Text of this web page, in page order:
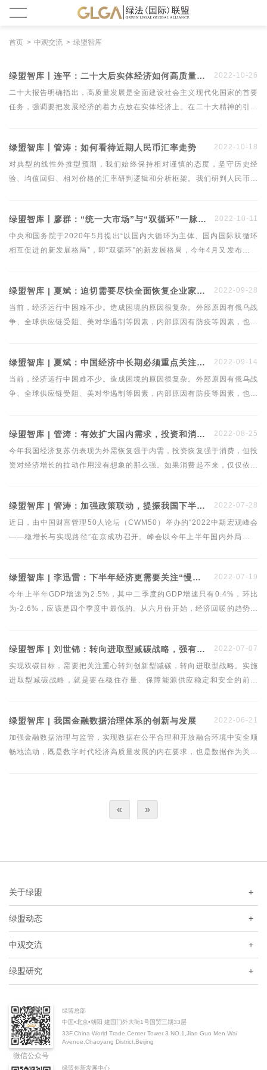
首页 中观交流 绿盟智库
绿盟智库丨连平：二十大后实体经济如何高质量发展？ 2022-10-26
二十大报告明确指出，高质量发展是全面建设社会主义现代化国家的首要
任务，强调要把发展经济的着力点放在实体经济上。在二十大精神的引领
展战略任务加快推进，势必会对实体经济相关产业产生重大而深远的影
响，拓展中长期产业投资机遇。
绿盟智库丨管涛：如何看待近期人民币汇率走势 2022-10-18
对典型的线性外推型预期，我们始终保持相对谨慎的态度，坚守历史经
验、均值回归、相对价格的汇率研判逻辑和分析框架。我们研判人民币汇
外因素共同作用的结果。迄今为止，外汇市场经受住了人民币汇率宽幅震
荡的考验。
绿盟智库丨廖群：“统一大市场”与“双循环”一脉相承 2022-10-11
中央和国务院于2020年5月提出“以国内大循环为主体、国内国际双循环
相互促进的新发展格局”，即“双循环”的新发展格局，今年4月又发布《关
关键部件——市场流通机制的加速优化。
绿盟智库 | 夏斌：迫切需要尽快全面恢复企业家的信心 2022-09-28
当前，经济运行中困难不少。造成困境的原因很复杂。外部原因有俄乌战
争、全球供应链受阻、美对华遏制等因素，内部原因有防疫等因素，也有
的因素。
绿盟智库 | 夏斌：中国经济中长期必须重点关注三大问题 2022-09-14
当前，经济运行中困难不少。造成困境的原因很复杂。外部原因有俄乌战
争、全球供应链受阻、美对华遏制等因素，内部原因有防疫等因素，也有
的因素。
绿盟智库 | 管涛：有效扩大国内需求，投资和消费一个都不能少 2022-08-25
今年我国经济复苏仍表现为外需恢复强于内需，投资恢复强于消费，但投
资对经济增长的拉动作用没有想象的那么强。如果消费起不来，仅仅依靠
绿盟智库 | 管涛：加强政策联动，提振我国下半年经济复苏 2022-07-28
近日，由中国财富管理50人论坛（CWM50）举办的“2022中期宏观峰会
——稳增长与实现路径”在京成功召开。峰会以今年上半年国内外局势变
定提供决策参考。中银证券全球首席经济学家管涛出席峰会并在“财政货
币政策如何助力稳增长”高峰论坛上发言。
绿盟智库 | 李迅雷：下半年经济更需要关注“慢变量”及分化现象 2022-07-19
今年上半年GDP增速为2.5%，其中二季度的GDP增速只有0.4%，环比
为-2.6%，应该是四个季度中最低的。从六月份开始，经济回暖的趋势已
绿盟智库 | 刘世锦：转向进取型减碳战略，强有力激励创新型减碳 2022-07-07
实现双碳目标，需要把关注重心转到创新型减碳，转向进取型战略。实施
进取型减碳战略，就是要在稳住存量、保障能源供应稳定和安全的前提
是相互依存的三支柱体系。
绿盟智库 | 我国金融数据治理体系的创新与发展 2022-06-21
加强金融数据治理与监管，实现数据在公平合理和开放融合环境中安全顺
畅地流动，既是数字时代经济高质量发展的内在要求，也是数据作为关键
与挑战，并就完善金融数据治理体系提出政策建议。
« »
关于绿盟 +
绿盟动态 +
中观交流 +
绿盟研究 +
微信公众号
绿盟总部
中国•北京•朝阳 建国门外大街1号国贸三期33层
33F,China World Trade Center Tower 3 NO.1,Jian Guo Men Wai
Avenue,Chaoyang District,Beijing
绿盟创新发展中心